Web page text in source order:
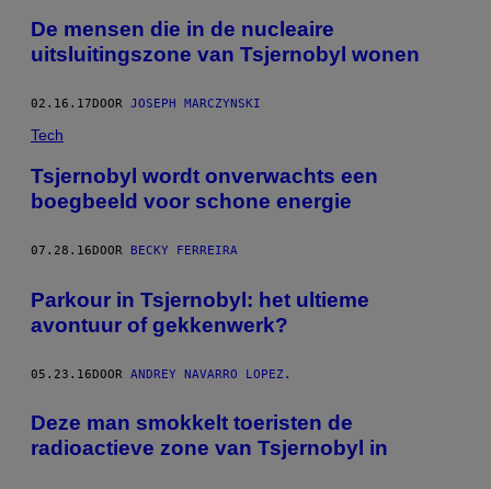
De mensen die in de nucleaire
uitsluitingszone van Tsjernobyl wonen
02.16.17DOOR JOSEPH MARCZYNSKI
Tech
Tsjernobyl wordt onverwachts een
boegbeeld voor schone energie
07.28.16 DOOR BECKY FERREIRA
Parkour in Tsjernobyl: het ultieme
avontuur of gekkenwerk?
05.23.16DOOR ANDREY NAVARRO LOPEZ.
Deze man smokkelt toeristen de
radioactieve zone van Tsjernobyl in